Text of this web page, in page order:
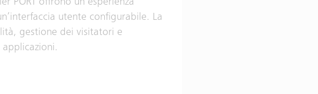
PORT offrono un’esperienza
utente configurabile. La
gestione dei visitatori e